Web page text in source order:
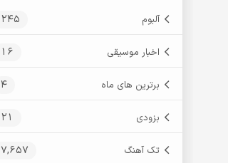
آلبوم 245
اخبار موسیقی 16
برترین های ماه 4
بزودی 21
تک آهنگ 7,657